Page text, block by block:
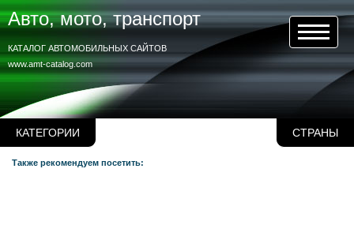
КАТЕГОРИИ СТРАНЫ
Авто, мото, транспорт
www.amt-catalog.com
КАТАЛОГ АВТОМОБИЛЬНЫХ САЙТОВ
Также рекомендуем посетить: